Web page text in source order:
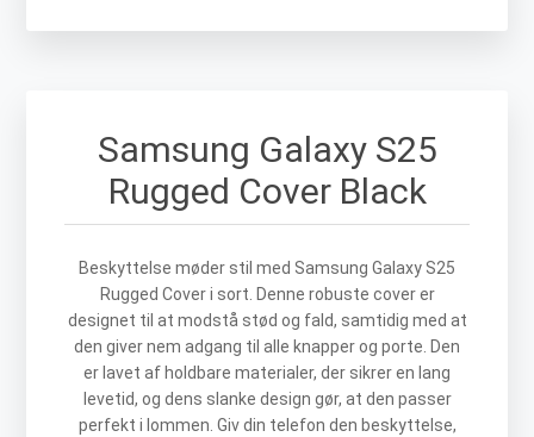
Samsung Galaxy S25
Rugged Cover Black
Beskyttelse møder stil med Samsung Galaxy S25
Rugged Cover i sort. Denne robuste cover er
designet til at modstå stød og fald, samtidig med at
den giver nem adgang til alle knapper og porte. Den
er lavet af holdbare materialer, der sikrer en lang
levetid, og dens slanke design gør, at den passer
perfekt i lommen. Giv din telefon den beskyttelse,